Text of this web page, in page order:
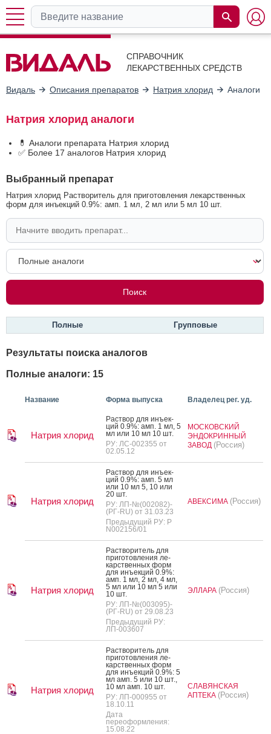
СПРАВОЧНИК
ЛЕКАРСТВЕННЫХ СРЕДСТВ
Видаль Описания препаратов Натрия хлорид Аналоги
Натрия хлорид аналоги
💊 Аналоги препарата Натрия хлорид
✅ Более 17 аналогов Натрия хлорид
Выбранный препарат
Натрия хлорид Растворитель для приготовления лекарственных
форм для инъекций 0.9%: амп. 1 мл, 2 мл или 5 мл 10 шт.
Полные Групповые
Результаты поиска аналогов
Полные аналоги: 15
Название Форма выпуска Владелец рег. уд.
Натрия хлорид
Рас­твор для инъ­ек­
ций 0.9%: амп. 1 мл, 5
мл или 10 мл 10 шт.
РУ: ЛС-002355 от
02.05.12
МОСКОВСКИЙ
ЭНДОКРИННЫЙ
ЗАВОД (Россия)
Натрия хлорид
Рас­твор для инъ­ек­
ций 0.9%: амп. 5 мл
или 10 мл 5, 10 или
20 шт.
РУ: ЛП-№(002082)-
(РГ-RU) от 31.03.23
Предыдущий РУ: Р
N002156/01
АВЕКСИМА (Россия)
Натрия хлорид
Рас­тво­ритель для
при­готов­ле­ния ле­
карс­твен­ных форм
для инъ­ек­ций 0.9%:
амп. 1 мл, 2 мл, 4 мл,
5 мл или 10 мл 5 или
10 шт.
РУ: ЛП-№(003095)-
(РГ-RU) от 29.08.23
Предыдущий РУ:
ЛП-003607
ЭЛЛАРА (Россия)
Натрия хлорид
Рас­тво­ритель для
при­готов­ле­ния ле­
карс­твен­ных форм
для инъ­ек­ций 0.9%: 5
мл амп. 5 или 10 шт.,
10 мл амп. 10 шт.
РУ: ЛП-000955 от
18.10.11
Дата
переоформления:
15.08.22
СЛАВЯНСКАЯ
АПТЕКА (Россия)